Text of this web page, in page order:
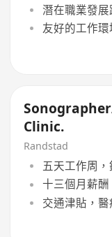
潛在職業發展
友好的工作環
Clinic.
Randstad
五天工作周
十三個月薪
交通津貼，